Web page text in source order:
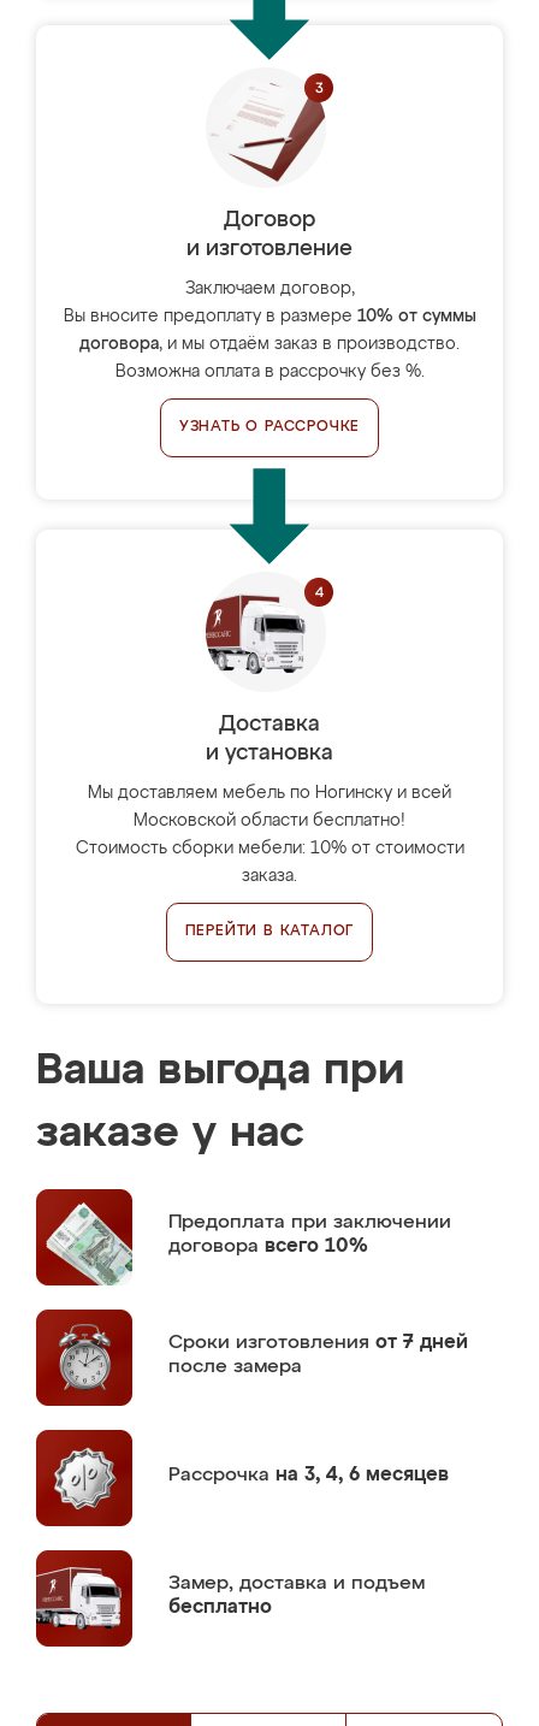
Договор
и изготовление
Заключаем договор,
Вы вносите предоплату в размере 10% от суммы
договора, и мы отдаём заказ в производство.
Возможна оплата в рассрочку без %.
УЗНАТЬ О РАССРОЧКЕ
Доставка
и установка
Мы доставляем мебель по Ногинску и всей
Московской области бесплатно!
Стоимость сборки мебели: 10% от стоимости
заказа.
ПЕРЕЙТИ В КАТАЛОГ
Ваша выгода при
заказе у нас
Предоплата при заключении
договора всего 10%
Сроки изготовления от 7 дней
после замера
Рассрочка на 3, 4, 6 месяцев
Замер, доставка и подъем
бесплатно